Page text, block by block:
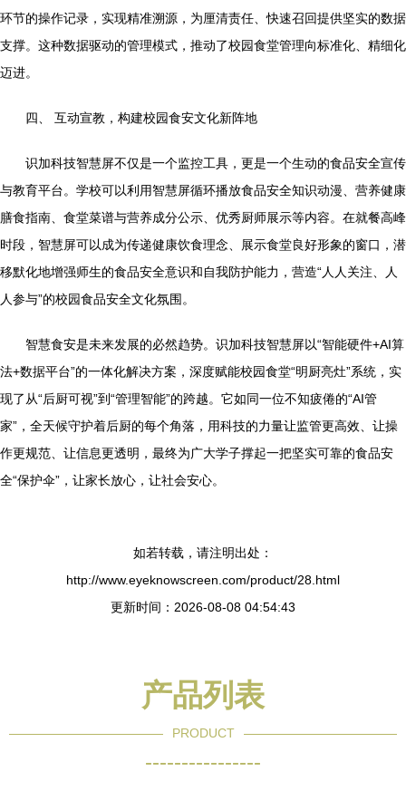
环节的操作记录，实现精准溯源，为厘清责任、快速召回提供坚实的数据
支撑。这种数据驱动的管理模式，推动了校园食堂管理向标准化、精细化
迈进。
四、 互动宣教，构建校园食安文化新阵地
识加科技智慧屏不仅是一个监控工具，更是一个生动的食品安全宣传
与教育平台。学校可以利用智慧屏循环播放食品安全知识动漫、营养健康
膳食指南、食堂菜谱与营养成分公示、优秀厨师展示等内容。在就餐高峰
时段，智慧屏可以成为传递健康饮食理念、展示食堂良好形象的窗口，潜
移默化地增强师生的食品安全意识和自我防护能力，营造“人人关注、人
人参与”的校园食品安全文化氛围。
智慧食安是未来发展的必然趋势。识加科技智慧屏以“智能硬件+AI算
法+数据平台”的一体化解决方案，深度赋能校园食堂“明厨亮灶”系统，实
现了从“后厨可视”到“管理智能”的跨越。它如同一位不知疲倦的“AI管
家”，全天候守护着后厨的每个角落，用科技的力量让监管更高效、让操
作更规范、让信息更透明，最终为广大学子撑起一把坚实可靠的食品安
全“保护伞”，让家长放心，让社会安心。
如若转载，请注明出处：
http://www.eyeknowscreen.com/product/28.html
更新时间：2026-08-08 04:54:43
产品列表
PRODUCT
----------------